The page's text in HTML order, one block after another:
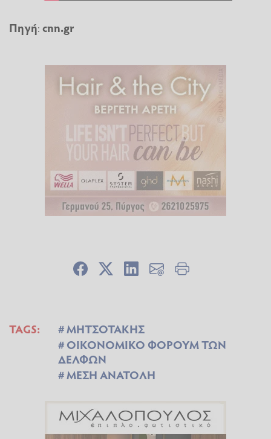
Πηγή:cnn.gr
TAGS:
ΜΗΤΣΟΤΑΚΗΣ
ΟΙΚΟΝΟΜΙΚΟ ΦΟΡΟΥΜ ΤΩΝ
ΔΕΛΦΩΝ
ΜΕΣΗ ΑΝΑΤΟΛΗ